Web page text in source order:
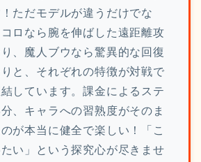
ただモデルが違うだけでな
ロなら腕を伸ばした遠距離攻
、魔人ブウなら驚異的な回復
と、それぞれの特徴が対戦で
しています。課金によるステ
、キャラへの習熟度がそのま
が本当に健全で楽しい！「こ
い」という探究心が尽きませ